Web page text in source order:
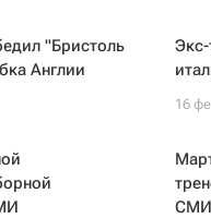
"Бристоль
Англии
16
СМИ